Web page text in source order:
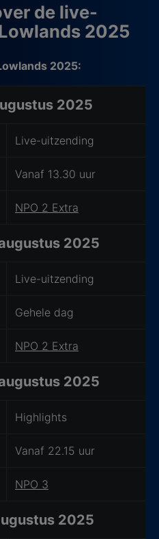
de live-
2025
2025:
2025
Live-uitzending
Vanaf 13.30 uur
NPO 2 Extra
2025
Live-uitzending
Gehele dag
NPO 2 Extra
2025
Highlights
Vanaf 22.15 uur
NPO 3
2025